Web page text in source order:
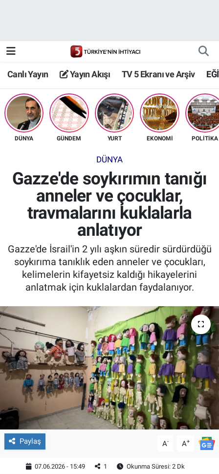
Canlı Yayın Yayın Akışı TV 5 Ekranı ve Arşiv
DÜNYA GÜNDEM YURT EKONOMİ POLİTİKA
DÜNYA
Gazze'de soykırımın tanığı
anneler ve çocuklar,
travmalarını kuklalarla
anlatıyor
Gazze'de İsrail'in 2 yılı aşkın süredir sürdürdüğü
soykırıma tanıklık eden anneler ve çocukları,
kelimelerin kifayetsiz kaldığı hikayelerini
anlatmak için kuklalardan faydalanıyor.
Paylaş A- A+
07.06.2026 - 15:49 1 Okunma Süresi: 2 Dk
TV 5 Ekranı ve Arşiv